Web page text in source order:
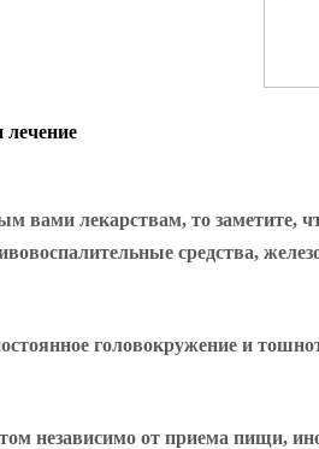
вами лекарствам, то
средства,
головокружение и
независимо от приема пищи,